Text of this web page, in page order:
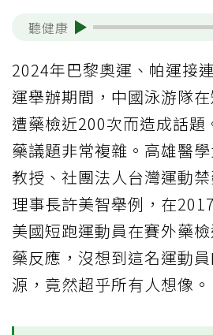
聽健康
2024年巴黎奧運、帕運接
運舉辦期間，中國泳游隊
遭藥檢近200次而造成話題
藥議題非常複雜。高雄醫
教授、社團法人台灣運動
理事長許美智舉例，在
美國短跑運動員在賽外藥
藥反應，沒想到這名運動
源，竟然超乎所有人想像。